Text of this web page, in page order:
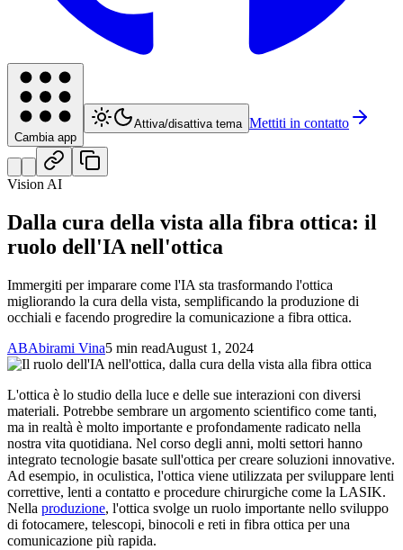
Cambia app
Attiva/disattiva tema Mettiti in contatto
Vision AI
Dalla cura della vista alla fibra ottica: il
ruolo dell'IA nell'ottica
Immergiti per imparare come l'IA sta trasformando l'ottica
migliorando la cura della vista, semplificando la produzione di
occhiali e facendo progredire la comunicazione a fibra ottica.
ABAbirami Vina5 min readAugust 1, 2024
L'ottica è lo studio della luce e delle sue interazioni con diversi
materiali. Potrebbe sembrare un argomento scientifico come tanti,
ma in realtà è molto importante e profondamente radicato nella
nostra vita quotidiana. Nel corso degli anni, molti settori hanno
integrato tecnologie basate sull'ottica per creare soluzioni innovative.
Ad esempio, in oculistica, l'ottica viene utilizzata per sviluppare lenti
correttive, lenti a contatto e procedure chirurgiche come la LASIK.
Nella produzione, l'ottica svolge un ruolo importante nello sviluppo
di fotocamere, telescopi, binocoli e reti in fibra ottica per una
comunicazione più rapida.